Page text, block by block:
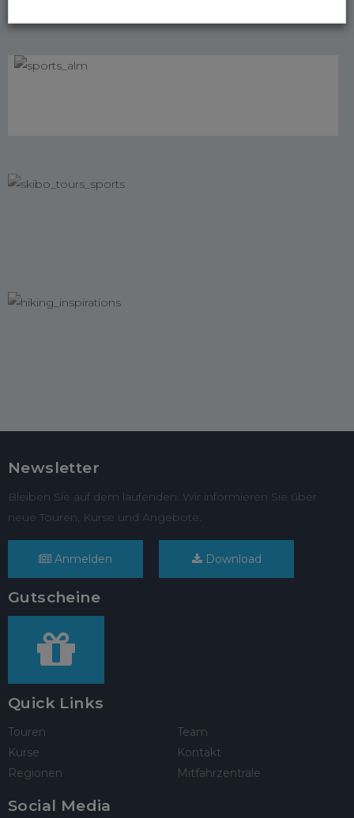
Newsletter
Bleiben Sie auf dem laufenden. Wir informieren Sie über
neue Touren, Kurse und Angebote.
Anmelden Download
Gutscheine
Quick Links
Touren
Kurse
Regionen
Team
Kontakt
Mitfahrzentrale
Social Media